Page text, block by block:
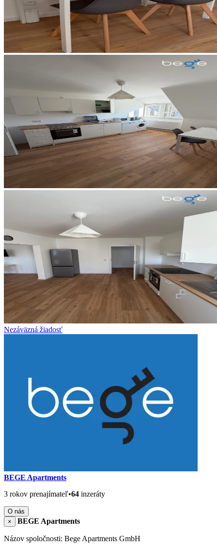
Nezáväzná žiadosť
BEGE Apartments
3 rokov prenajímateľ•64 inzeráty
O nás
×
BEGE Apartments
Názov spoločnosti: Bege Apartments GmbH